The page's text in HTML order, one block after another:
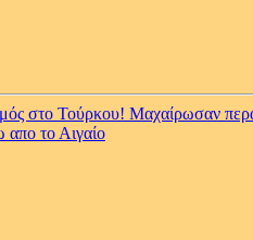
στο Τούρκου! Μαχαίρωσαν
απο το Αιγαίο